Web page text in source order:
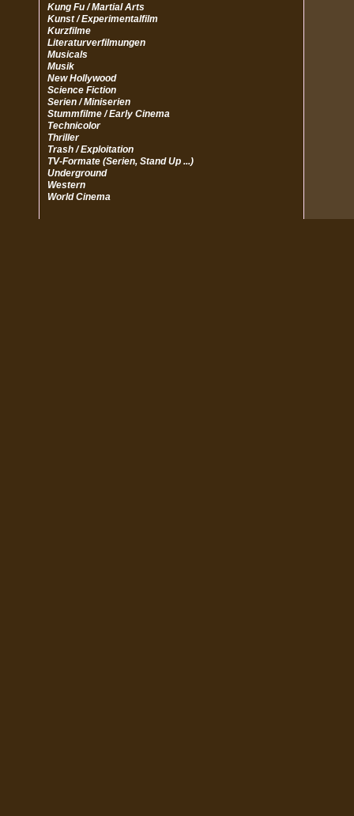
Kung Fu / Martial Arts
Kunst / Experimentalfilm
Kurzfilme
Literaturverfilmungen
Musicals
Musik
New Hollywood
Science Fiction
Serien / Miniserien
Stummfilme / Early Cinema
Technicolor
Thriller
Trash / Exploitation
TV-Formate (Serien, Stand Up ...)
Underground
Western
World Cinema